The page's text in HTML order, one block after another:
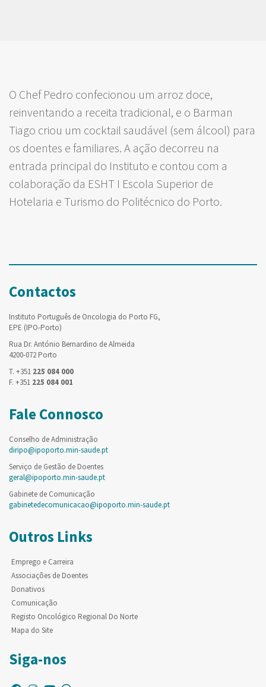
O Chef Pedro confecionou um arroz doce,
reinventando a receita tradicional, e o Barman
Tiago criou um cocktail saudável (sem álcool) para
os doentes e familiares. A ação decorreu na
entrada principal do Instituto e contou com a
colaboração da ESHT I Escola Superior de
Hotelaria e Turismo do Politécnico do Porto.
Contactos
Instituto Português de Oncologia do Porto FG,
EPE (IPO-Porto)
Rua Dr. António Bernardino de Almeida
4200-072 Porto
T. +351 225 084 000
F. +351 225 084 001
Fale Connosco
Conselho de Administração
diripo@ipoporto.min-saude.pt
Serviço de Gestão de Doentes
geral@ipoporto.min-saude.pt
Gabinete de Comunicação
gabinetedecomunicacao@ipoporto.min-saude.pt
Outros Links
Emprego e Carreira
Associações de Doentes
Donativos
Comunicação
Registo Oncológico Regional Do Norte
Mapa do Site
Siga-nos